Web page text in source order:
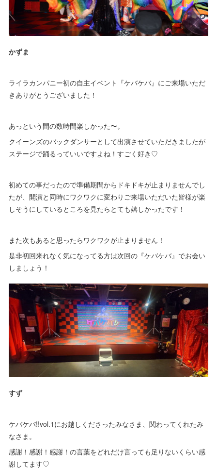
かずま
ライラカンパニー初の自主イベント『ケバケバ』にご来場いただ
きありがとうございました！
あっという間の数時間楽しかった〜。
クイーンズのバックダンサーとして出演させていただきましたが
ステージで踊るっていいですよね！すごく好き♡
初めての事だったので準備期間からドキドキが止まりませんでし
たが、開演と同時にワクワクに変わりご来場いただいた皆様が楽
しそうにしているところを見たらとても嬉しかったです！
また次もあると思ったらワクワクが止まりません！
是非初回来れなく気になってる方は次回の『ケバケバ』でお会い
しましょう！
すず
ケバケバ!!vol.1にお越しくださったみなさま、関わってくれたみ
なさま。
感謝！感謝！感謝！の言葉をどれだけ言っても足りないくらい感
謝してます♡